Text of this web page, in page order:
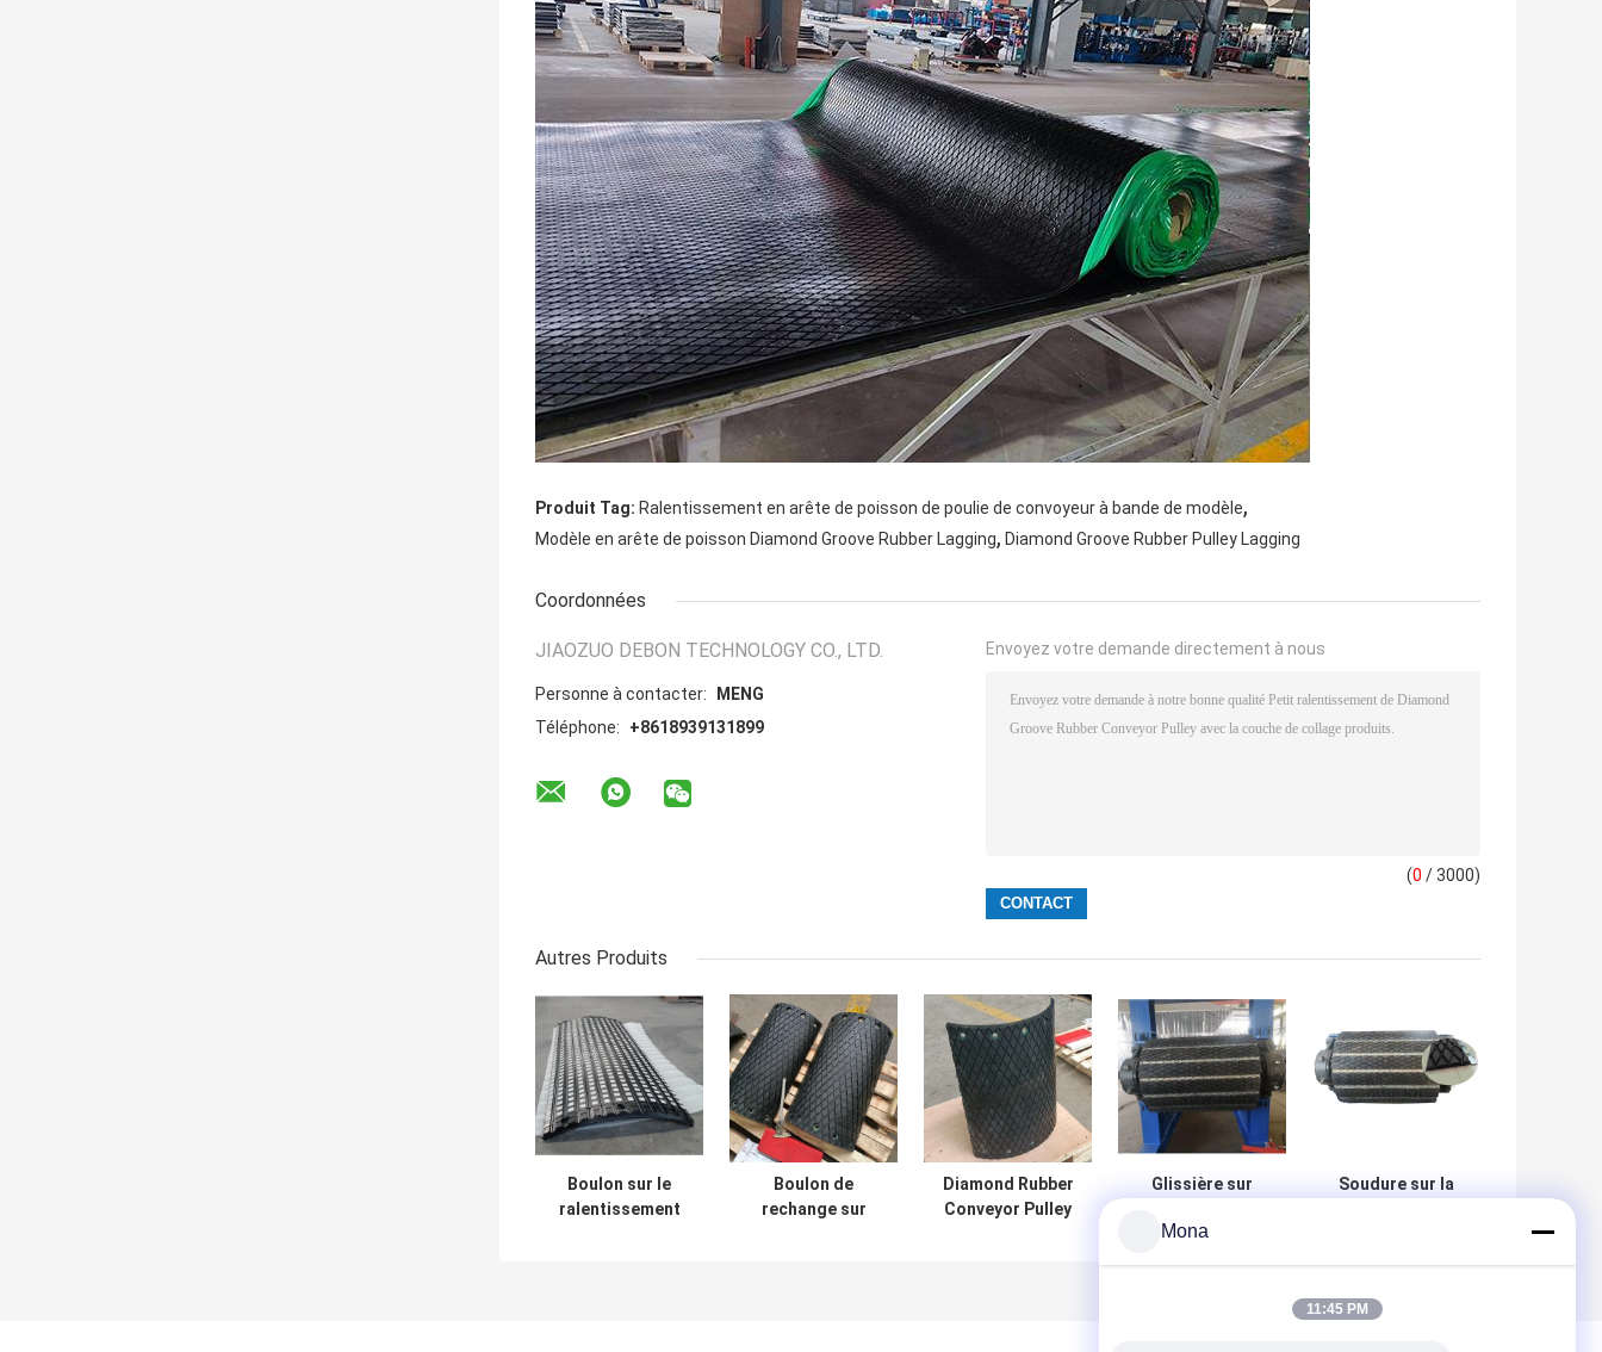
Produit Tag: Ralentissement en arête de poisson de poulie de convoyeur à bande de modèle,
Modèle en arête de poisson Diamond Groove Rubber Lagging, Diamond Groove Rubber Pulley Lagging
Coordonnées
JIAOZUO DEBON TECHNOLOGY CO., LTD.
Personne à contacter:
MENG
Téléphone:
+8618939131899
Envoyez votre demande directement à nous
(0 / 3000)
Autres Produits
Boulon sur le
ralentissement
Boulon de
rechange sur
Diamond Rubber
Conveyor Pulley
Glissière sur
Rubber Lagging
Soudure sur la
Lagging Sheet de
Mona
11:45 PM